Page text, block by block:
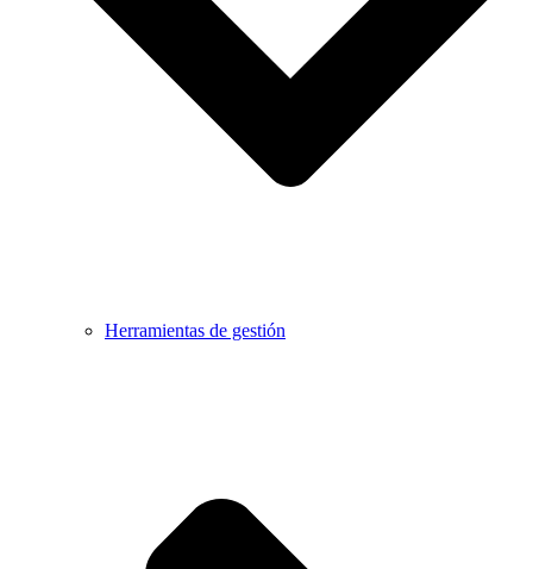
Herramientas de gestión